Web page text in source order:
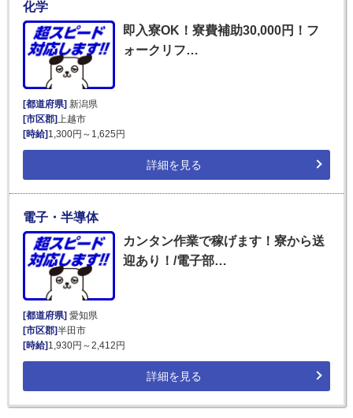
化学
即入寮OK！寮費補助30,000円！フ
ォークリフ…
[都道府県] 新潟県
[市区郡]上越市
[時給] 1,300円～1,625円
詳細を見る
電子・半導体
カンタン作業で稼げます！寮から送
迎あり！/電子部…
[都道府県] 愛知県
[市区郡]半田市
[時給] 1,930円～2,412円
詳細を見る